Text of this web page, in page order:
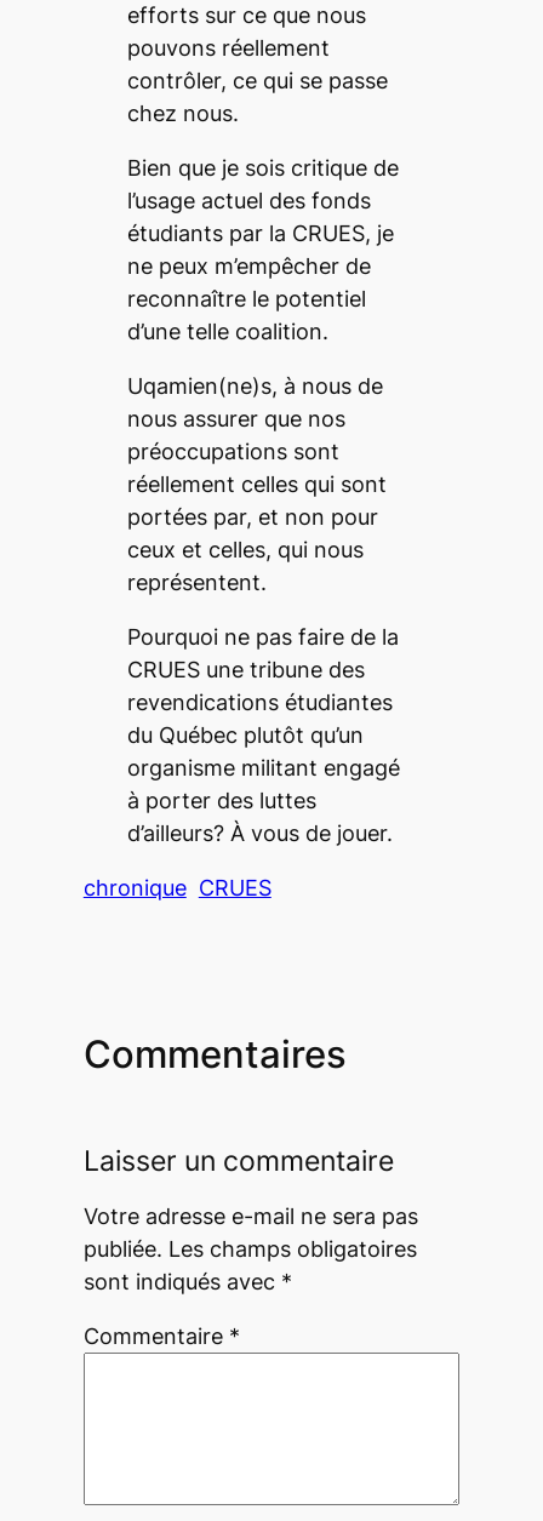
efforts sur ce que nous
pouvons réellement
contrôler, ce qui se passe
chez nous.
Bien que je sois critique de
l’usage actuel des fonds
étudiants par la CRUES, je
ne peux m’empêcher de
reconnaître le potentiel
d’une telle coalition.
Uqamien(ne)s, à nous de
nous assurer que nos
préoccupations sont
réellement celles qui sont
portées par, et non pour
ceux et celles, qui nous
représentent.
Pourquoi ne pas faire de la
CRUES une tribune des
revendications étudiantes
du Québec plutôt qu’un
organisme militant engagé
à porter des luttes
d’ailleurs? À vous de jouer.
chronique CRUES
Commentaires
Laisser un commentaire
Votre adresse e-mail ne sera pas
publiée. Les champs obligatoires
sont indiqués avec *
Commentaire *